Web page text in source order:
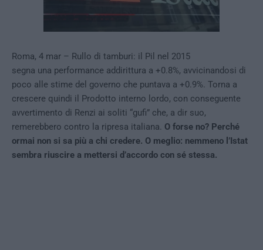
Roma, 4 mar – Rullo di tamburi: il Pil nel 2015
segna una performance addirittura a +0.8%, avvicinandosi di
poco alle stime del governo che puntava a +0.9%. Torna a
crescere quindi il Prodotto interno lordo, con conseguente
avvertimento di Renzi ai soliti “gufi” che, a dir suo,
remerebbero contro la ripresa italiana. O forse no? Perché
ormai non si sa più a chi credere. O meglio: nemmeno l’Istat
sembra riuscire a mettersi d’accordo con sé stessa.